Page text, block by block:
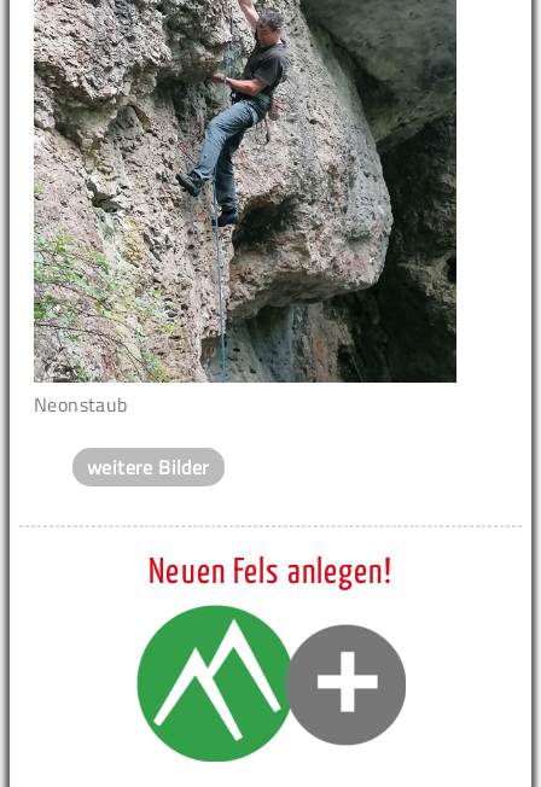
Neonstaub
weitere Bilder
Neuen Fels anlegen!